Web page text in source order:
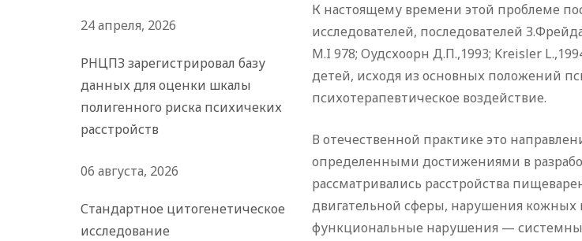
К настоящему времени этой проблеме
исследователей, последователей
M.I 978; Оудсхоорн Д.П.,1993; Kreisler
детей, исходя из основных положений
психотерапевтическое воздействие.
В отечественной практике это
определенными достижениями в
рассматривались расстройства
двигательной сферы, нарушения кожных
функциональные нарушения — системные
24 апреля, 2026
РНЦПЗ зарегистрировал базу
данных для оценки шкалы
полигенного риска психичеких
расстройств
06 августа, 2026
Стандартное цитогенетическое
исследование